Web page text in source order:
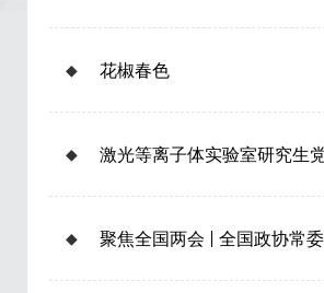
◆ 花椒春色
◆
激光等离子体实验室研究生
◆
聚焦全国两会 | 全国政协常